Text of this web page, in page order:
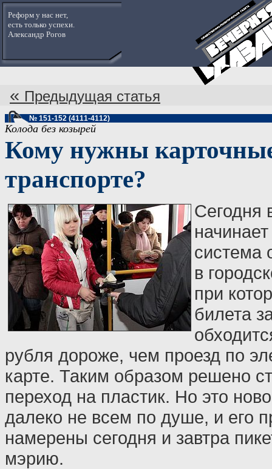
Реформ у нас нет,
есть только успехи.
Александр Рогов
« Предыдущая статья
№ 151-152 (4111-4112)
Колода без козырей
Кому нужны
транспорте?
Сегодня
система
в
при
билета
рубля дороже, чем проезд по
карте. Таким образом решено
переход на пластик. Но это
далеко не всем по душе, и его
намерены сегодня и завтра
мэрию.